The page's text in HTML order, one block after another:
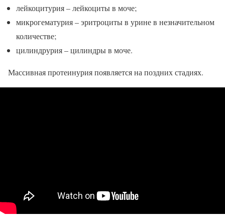
лейкоцитурия – лейкоциты в моче;
микрогематурия – эритроциты в урине в незначительном
количестве;
цилиндрурия – цилиндры в моче.
Массивная протеинурия появляется на поздних стадиях.